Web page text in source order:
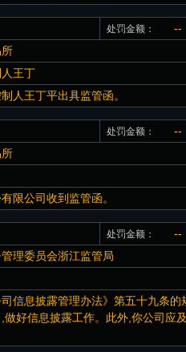
处罚金额： --
王丁
人王丁平出具监管函。
处罚金额： --
限公司收到监管函。
处罚金额： --
理委员会浙江监管局
信息披露管理办法》第五十九条
做好信息披露工作。此外,你公司